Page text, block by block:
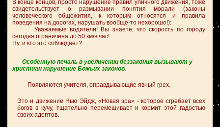
В конце концов, просто нарушение правил уличного движения, тоже
свидетельствует о размывании понятия морали (законы
человеческого общежития, к которым относятся и правила
поведения на дорогах, нарушать вообще-то нехорошо!):
Уважаемые водители! Вы знаете, что скорость по городу
сегодня ограничена до 50 км/в час!
Ну, и кто это соблюдает?
Особенную печаль в увеличении беззакония вызывают у
христиан нарушение Божьих законов.
Появляются учителя, оправдывающие явный грех.
Это и движение Нью Эйдж, «Новая эра» - которое сгребает всех
богов в кучу, тщательно перемешивает и кормит этой гадостью
своих адептов.